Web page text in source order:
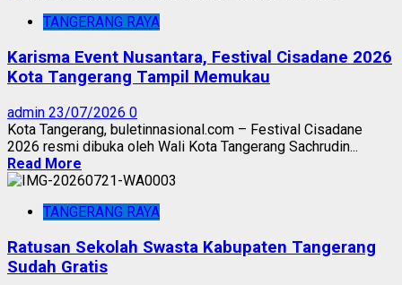
TANGERANG RAYA
Karisma Event Nusantara, Festival Cisadane 2026
Kota Tangerang Tampil Memukau
admin 23/07/2026 0
Kota Tangerang, buletinnasional.com – Festival Cisadane
2026 resmi dibuka oleh Wali Kota Tangerang Sachrudin...
Read More
TANGERANG RAYA
Ratusan Sekolah Swasta Kabupaten Tangerang
Sudah Gratis